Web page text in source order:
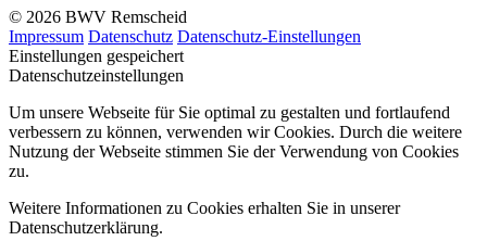
© 2026 BWV Remscheid
Impressum Datenschutz Datenschutz-Einstellungen
Einstellungen gespeichert
Datenschutzeinstellungen
Um unsere Webseite für Sie optimal zu gestalten und fortlaufend
verbessern zu können, verwenden wir Cookies. Durch die weitere
Nutzung der Webseite stimmen Sie der Verwendung von Cookies
zu.
Weitere Informationen zu Cookies erhalten Sie in unserer
Datenschutzerklärung.